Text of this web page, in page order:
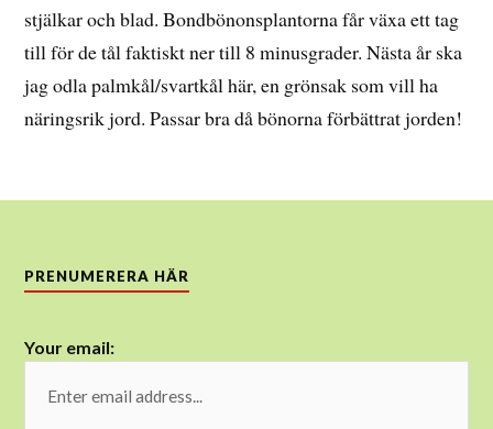
stjälkar och blad. Bondbönonsplantorna får växa ett tag
till för de tål faktiskt ner till 8 minusgrader. Nästa år ska
jag odla palmkål/svartkål här, en grönsak som vill ha
näringsrik jord. Passar bra då bönorna förbättrat jorden!
PRENUMERERA HÄR
Your email: